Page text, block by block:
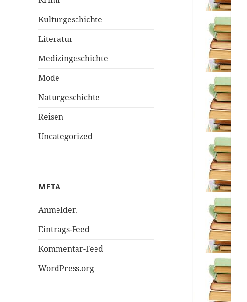
Kulturgeschichte
Literatur
Medizingeschichte
Mode
Naturgeschichte
Reisen
Uncategorized
META
Anmelden
Eintrags-Feed
Kommentar-Feed
WordPress.org